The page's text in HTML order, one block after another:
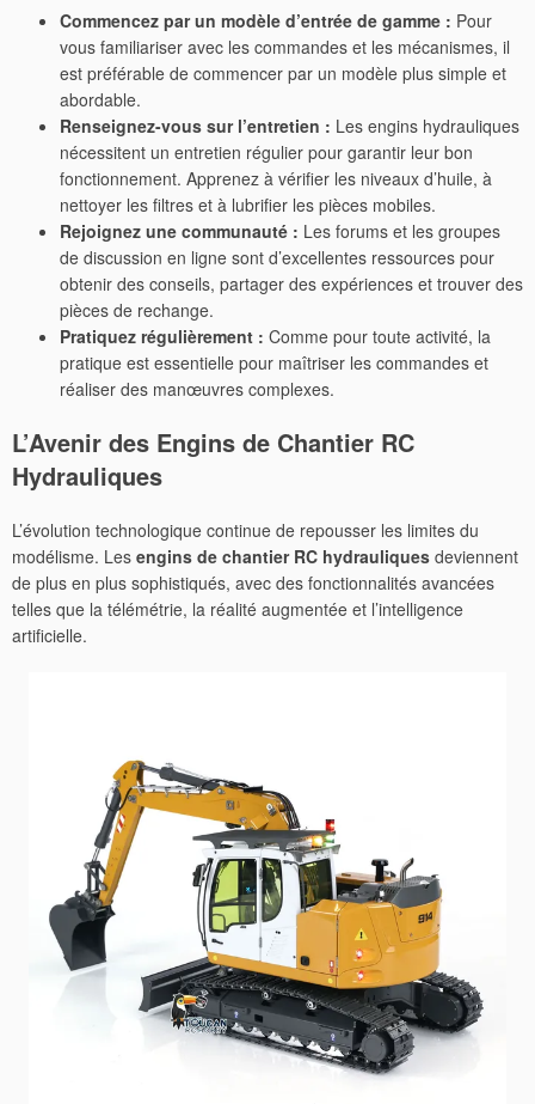
Commencez par un modèle d’entrée de gamme : Pour
vous familiariser avec les commandes et les mécanismes, il
est préférable de commencer par un modèle plus simple et
abordable.
Renseignez-vous sur l’entretien : Les engins hydrauliques
nécessitent un entretien régulier pour garantir leur bon
fonctionnement. Apprenez à vérifier les niveaux d’huile, à
nettoyer les filtres et à lubrifier les pièces mobiles.
Rejoignez une communauté : Les forums et les groupes
de discussion en ligne sont d’excellentes ressources pour
obtenir des conseils, partager des expériences et trouver des
pièces de rechange.
Pratiquez régulièrement : Comme pour toute activité, la
pratique est essentielle pour maîtriser les commandes et
réaliser des manœuvres complexes.
L’Avenir des Engins de Chantier RC
Hydrauliques
L’évolution technologique continue de repousser les limites du
modélisme. Les engins de chantier RC hydrauliques deviennent
de plus en plus sophistiqués, avec des fonctionnalités avancées
telles que la télémétrie, la réalité augmentée et l’intelligence
artificielle.